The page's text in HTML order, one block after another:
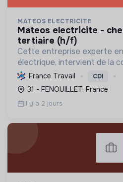
MATEOS ELECTRICITE
mateos electricite - chef d'équipe
tertiaire (h/f)
Cette entreprise experte
électrique, intervient de la
l'exploitation, notamment
photovoltaïques. Elle
écologique avec son Labe...
France Travail CDI
31 - FENOUILLET, France
Il y a 2 jours